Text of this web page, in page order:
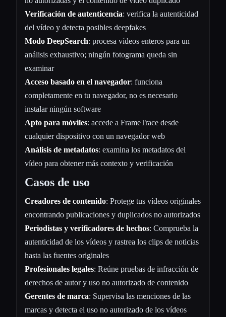
Verificación de autenticencia: verifica la autenticidad
del vídeo y detecta posibles deepfakes
Modo DeepSearch: procesa vídeos enteros para un
análisis exhaustivo; ningún fotograma queda sin
examinar
Acceso basado en el navegador: funciona
completamente en tu navegador, no es necesario
instalar ningún software
Apto para móviles: accede a FrameTrace desde
cualquier dispositivo con un navegador web
Análisis de metadatos: examina los metadatos del
vídeo para obtener más contexto y verificación
Casos de uso
Creadores de contenido: Protege tus vídeos originales
encontrando publicaciones y duplicados no autorizados
Periodistas y verificadores de hechos: Comprueba la
autenticidad de los vídeos y rastrea los clips de noticias
hasta las fuentes originales
Profesionales legales: Reúne pruebas de infracción de
derechos de autor y uso no autorizado de contenido
Gerentes de marca: Supervisa las menciones de las
marcas y detecta el uso no autorizado de los vídeos